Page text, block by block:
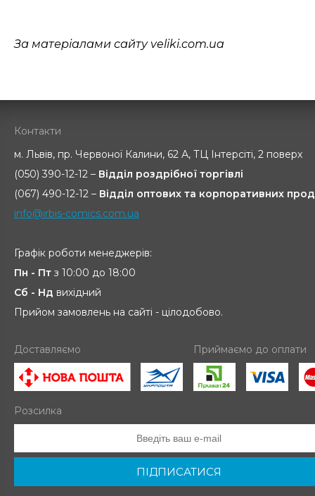
За матеріалами сайту veliki.com.ua
Контакти
м. Львів, пр. Червоної Калини, 62 А, ТЦ Інтерсіті, 2 поверх
(050) 390-12-12 – Відділ роздрібної торгівлі
(067) 490-12-12 – Відділ оптових та корпоративних
info@irbis-comics.com.ua
Графік роботи менеджерів:
Пн - Пт з 10:00 до 18:00
Сб - Нд вихідний
Прийом замовлень на сайті - цілодобово.
Доставляємо Приймаємо до оплати
Розсилка
ПІДПИСАТИСЯ